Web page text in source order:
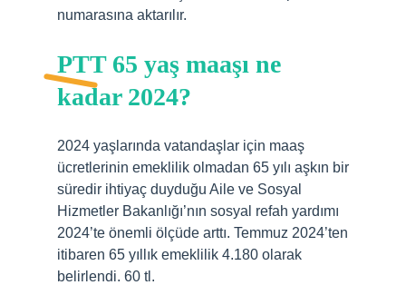
numarasına aktarılır.
PTT 65 yaş maaşı ne
kadar 2024?
2024 yaşlarında vatandaşlar için maaş
ücretlerinin emeklilik olmadan 65 yılı aşkın bir
süredir ihtiyaç duyduğu Aile ve Sosyal
Hizmetler Bakanlığı’nın sosyal refah yardımı
2024’te önemli ölçüde arttı. Temmuz 2024’ten
itibaren 65 yıllık emeklilik 4.180 olarak
belirlendi. 60 tl.